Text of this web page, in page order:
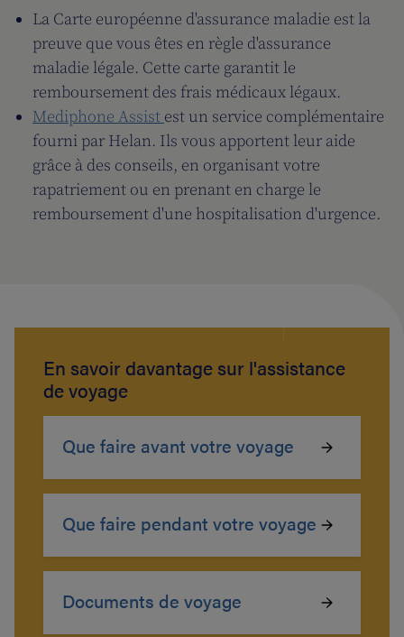
La Carte européenne d'assurance maladie est la
preuve que vous êtes en règle d'assurance
maladie légale. Cette carte garantit le
remboursement des frais médicaux légaux.
Mediphone Assist est un service complémentaire
fourni par Helan. Ils vous apportent leur aide
grâce à des conseils, en organisant votre
rapatriement ou en prenant en charge le
remboursement d'une hospitalisation d'urgence.
En savoir davantage sur l'assistance
de voyage
Que faire avant votre voyage
Que faire pendant votre voyage
Documents de voyage